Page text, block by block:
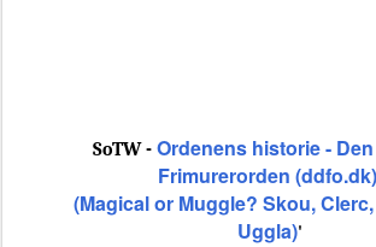
SoTW - Ordenens historie -
Frimurerorden (ddfo.dk)
(Magical or Muggle? Skou,
Uggla)'